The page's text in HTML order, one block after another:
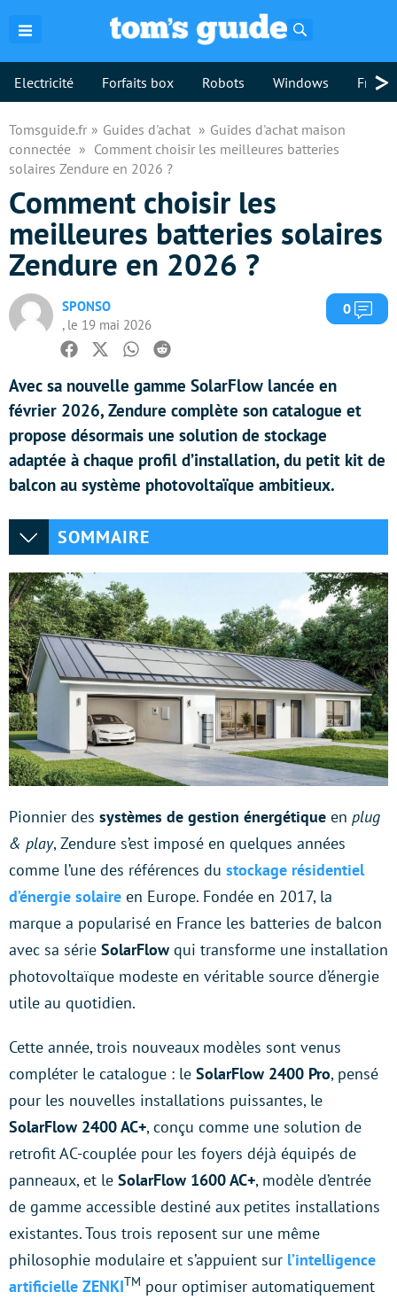
Electricité Forfaits box Robots Windows >
Tomsguide.fr Guides d'achat
Guides d'achat maison
connectée
Comment choisir les meilleures batteries
solaires Zendure en 2026 ?
Comment choisir les
meilleures batteries solaires
Zendure en 2026 ?
SPONSO
, le 19 mai 2026
0
Facebook
TwitterWhatsapp
Reddit
Avec sa nouvelle gamme SolarFlow lancée en
février 2026, Zendure complète son catalogue et
propose désormais une solution de stockage
adaptée à chaque profil d’installation, du petit kit de
balcon au système photovoltaïque ambitieux.
SOMMAIRE
Pionnier des systèmes de gestion énergétique en plug
& play, Zendure s’est imposé en quelques années
comme l’une des références du stockage résidentiel
d’énergie solaire en Europe. Fondée en 2017, la
marque a popularisé en France les batteries de balcon
avec sa série SolarFlow qui transforme une installation
photovoltaïque modeste en véritable source d’énergie
utile au quotidien.
Cette année, trois nouveaux modèles sont venus
compléter le catalogue : le SolarFlow 2400 Pro, pensé
pour les nouvelles installations puissantes, le
SolarFlow 2400 AC+, conçu comme une solution de
retrofit AC-couplée pour les foyers déjà équipés de
panneaux, et le SolarFlow 1600 AC+, modèle d’entrée
de gamme accessible destiné aux petites installations
existantes. Tous trois reposent sur une même
philosophie modulaire et s’appuient sur l’intelligence
artificielle ZENKITM pour optimiser automatiquement